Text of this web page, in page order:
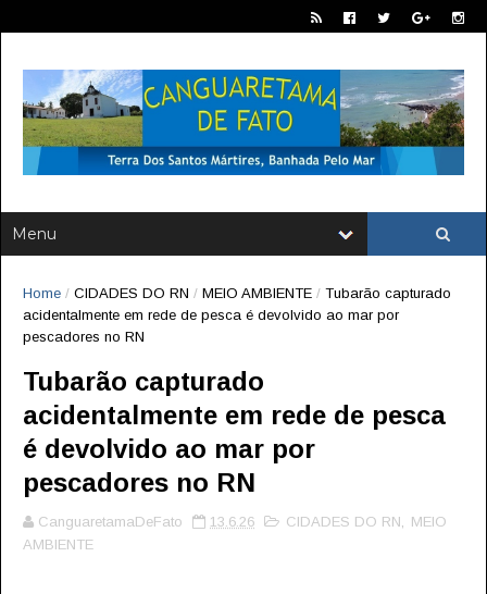
Home / CIDADES DO RN / MEIO AMBIENTE / Tubarão capturado
acidentalmente em rede de pesca é devolvido ao mar por
pescadores no RN
Tubarão capturado
acidentalmente em rede de pesca
é devolvido ao mar por
pescadores no RN
CanguaretamaDeFato 13.6.26 CIDADES DO RN, MEIO
AMBIENTE